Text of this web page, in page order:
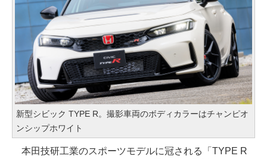
新型シビック TYPE R。撮影車両のボディカラーはチャンピオ
ンシップホワイト
本田技研工業のスポーツモデルに冠される「TYPE R